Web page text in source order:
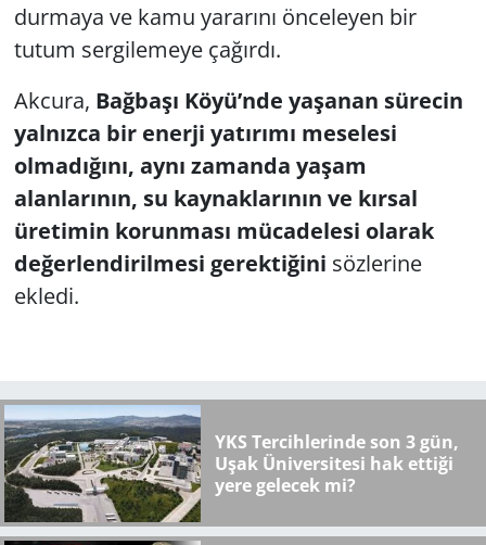
durmaya ve kamu yararını önceleyen bir
tutum sergilemeye çağırdı.
Akcura, Bağbaşı Köyü’nde yaşanan sürecin
yalnızca bir enerji yatırımı meselesi
olmadığını, aynı zamanda yaşam
alanlarının, su kaynaklarının ve kırsal
üretimin korunması mücadelesi olarak
değerlendirilmesi gerektiğini sözlerine
ekledi.
YKS Tercihlerinde son 3 gün,
Uşak Üniversitesi hak ettiği
yere gelecek mi?